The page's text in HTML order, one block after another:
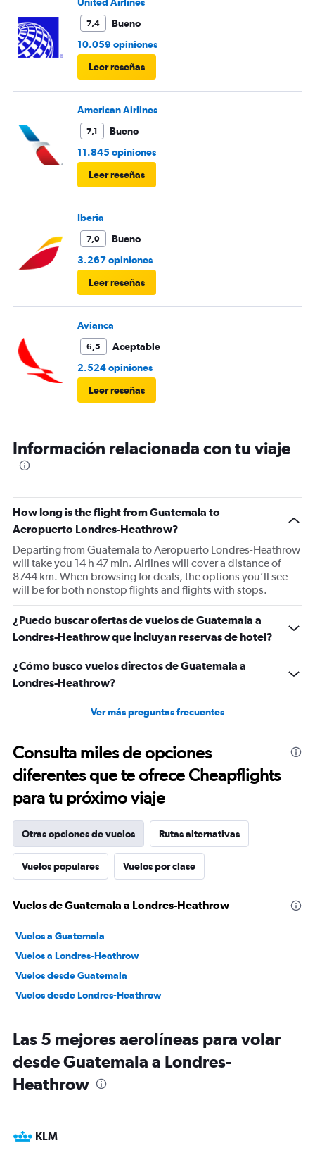
United Airlines
7,4
Bueno
10.059 opiniones
Leer reseñas
American Airlines
7,1
Bueno
11.845 opiniones
Leer reseñas
Iberia
7,0
Bueno
3.267 opiniones
Leer reseñas
Avianca
6,5
Aceptable
2.524 opiniones
Leer reseñas
Información relacionada con tu viaje
How long is the flight from Guatemala to
Aeropuerto Londres-Heathrow?
Departing from Guatemala to Aeropuerto Londres-Heathrow
will take you 14 h 47 min. Airlines will cover a distance of
8744 km. When browsing for deals, the options you’ll see
will be for both nonstop flights and flights with stops.
¿Puedo buscar ofertas de vuelos de Guatemala a
Londres-Heathrow que incluyan reservas de hotel?
¿Cómo busco vuelos directos de Guatemala a
Londres-Heathrow?
Ver más preguntas frecuentes
Consulta miles de opciones
diferentes que te ofrece Cheapflights
para tu próximo viaje
Otras opciones de vuelos Rutas alternativas
Vuelos populares Vuelos por clase
Vuelos de Guatemala a Londres-Heathrow
Vuelos a Guatemala
Vuelos a Londres-Heathrow
Vuelos desde Guatemala
Vuelos desde Londres-Heathrow
Las 5 mejores aerolíneas para volar
desde Guatemala a Londres-
Heathrow
KLM